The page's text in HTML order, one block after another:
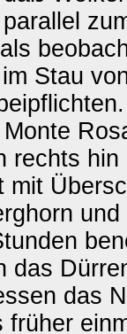
Stau
rechts hin
mit
das
das